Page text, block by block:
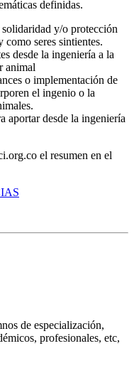
definidas.
y/o protección
seres sintientes.
desde la ingeniería a la
animal
o implementación de
el ingenio o la
aportar desde la ingeniería
el resumen en el
de especialización,
profesionales, etc,